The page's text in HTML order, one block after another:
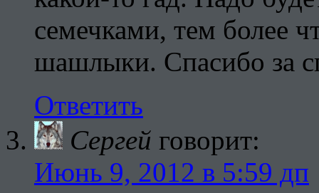
семечками, тем более
шашлыки. Спасибо за
Ответить
Сергей говорит:
Июнь 9, 2012 в 5:59 дп